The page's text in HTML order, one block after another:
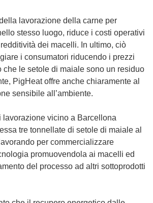
lavorazione della carne per
stesso luogo, riduce i costi operativi
dei macelli. In ultimo, ciò
i consumatori riducendo i prezzi
che le setole di maiale sono un residuo
PigHeat offre anche chiaramente al
sensibile all’ambiente.
lavorazione vicino a Barcellona
tre tonnellate di setole di maiale al
per commercializzare
promuovendola ai macelli ed
del processo ad altri sottoprodotti